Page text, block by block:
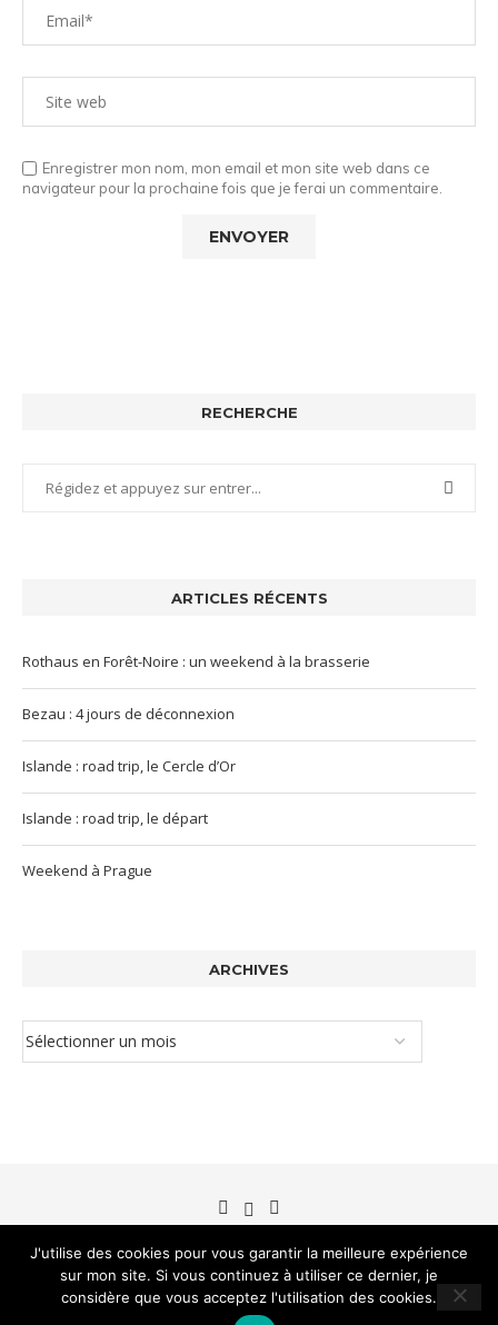
Enregistrer mon nom, mon email et mon site web dans ce
navigateur pour la prochaine fois que je ferai un commentaire.
RECHERCHE
ARTICLES RÉCENTS
Rothaus en Forêt-Noire : un weekend à la brasserie
Bezau : 4 jours de déconnexion
Islande : road trip, le Cercle d’Or
Islande : road trip, le départ
Weekend à Prague
ARCHIVES
©Brin de blé 2012-2026
J'utilise des cookies pour vous garantir la meilleure expérience
sur mon site. Si vous continuez à utiliser ce dernier, je
considère que vous acceptez l'utilisation des cookies.